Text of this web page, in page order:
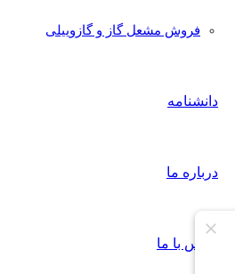
فروش مشعل گاز و گازوییلی
دانشنامه
درباره ما
تماس با ما